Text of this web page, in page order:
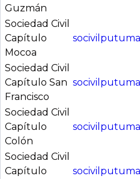
Guzmán
Sociedad Civil
Capítulo
Mocoa
Sociedad Civil
Capítulo San
Francisco
Sociedad Civil
Capítulo
Colón
Sociedad Civil
Capítulo